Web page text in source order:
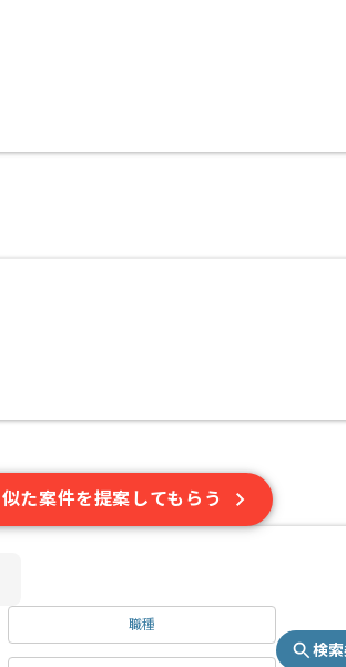
似た案件を提案してもらう
職種
検